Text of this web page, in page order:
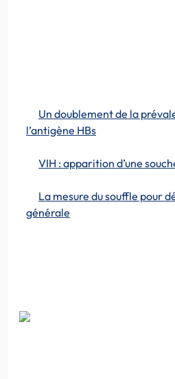
Un doublement de la
l’antigène HBs
VIH : apparition d’une
La mesure du souffle pour
générale